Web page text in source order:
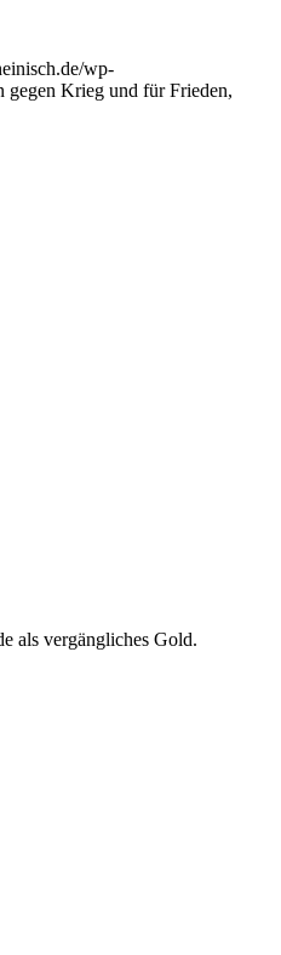
wp-
gegen Krieg und für Frieden,
als vergängliches Gold.